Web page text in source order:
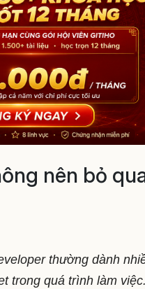
nên bỏ
thường dành
trong quá trình làm việc.